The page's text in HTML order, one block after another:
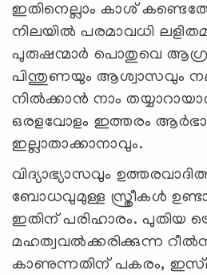
ഇതിനെല്ലാം കാശ്
നിലയില്‍ പരമാവധി
പുരുഷന്മാര്‍ പൊതുവെ
പിന്തുണയും ആശ്വാസവും
നില്‍ക്കാന്‍ നാം
ഒരളവോളം ഇത്തരം
ഇല്ലാതാക്കാനാവും.
വിദ്യാഭ്യാസവും
ബോധവുമുള്ള സ്ത്രീകള്‍
ഇതിന് പരിഹാരം. പുതിയ
മഹത്വവല്‍ക്കരിക്കുന്ന
കാണുന്നതിന് പകരം,